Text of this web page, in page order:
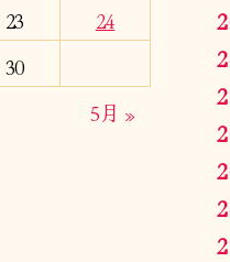
23
24
30
5月 »